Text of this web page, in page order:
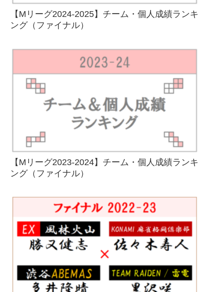
【Mリーグ2024-2025】チーム・個人成績ランキ
ング（ファイナル）
【Mリーグ2023-2024】チーム・個人成績ランキ
ング（ファイナル）